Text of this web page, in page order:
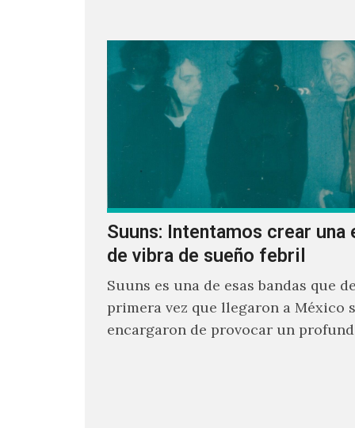
Suuns: Intentamos crear una
de vibra de sueño febril
Suuns es una de esas bandas que
primera vez que llegaron a México
encargaron de provocar un